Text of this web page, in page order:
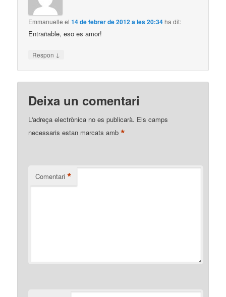
Emmanuelle el14 de febrer de 2012 a les 20:34ha dit:
Entrañable, eso es amor!
Respon ↓
Deixa un comentari
L'adreça electrònica no es publicarà. Els camps
necessaris estan marcats amb*
Comentari *